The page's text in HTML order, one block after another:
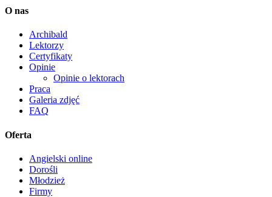
O nas
Archibald
Lektorzy
Certyfikaty
Opinie
Opinie o lektorach
Praca
Galeria zdjęć
FAQ
Oferta
Angielski online
Dorośli
Młodzież
Firmy